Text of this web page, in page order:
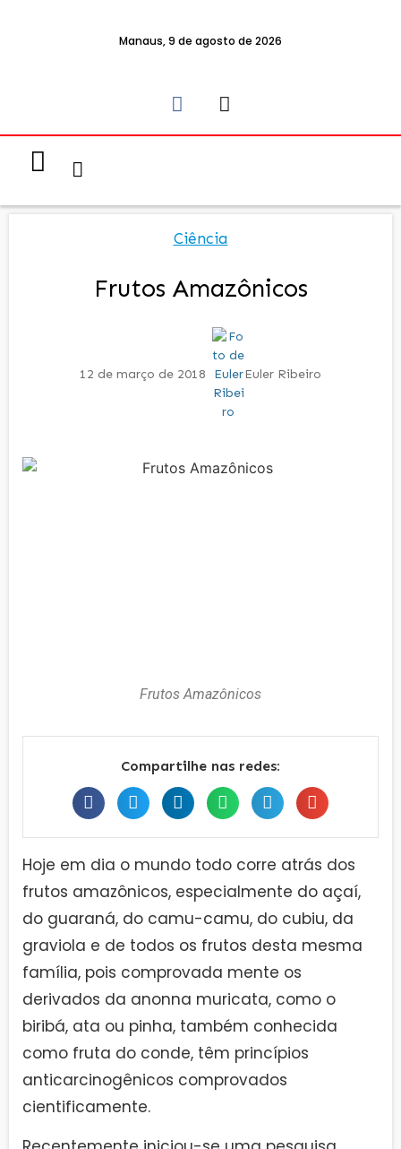
Manaus, 9 de agosto de 2026
Ciência
Frutos Amazônicos
12 de março de 2018 Euler Ribeiro
Frutos Amazônicos
Compartilhe nas redes:
Hoje em dia o mundo todo corre atrás dos
frutos amazônicos, especialmente do açaí,
do guaraná, do camu-camu, do cubiu, da
graviola e de todos os frutos desta mesma
família, pois comprovada mente os
derivados da anonna muricata, como o
biribá, ata ou pinha, também conhecida
como fruta do conde, têm princípios
anticarcinogênicos comprovados
cientificamente.